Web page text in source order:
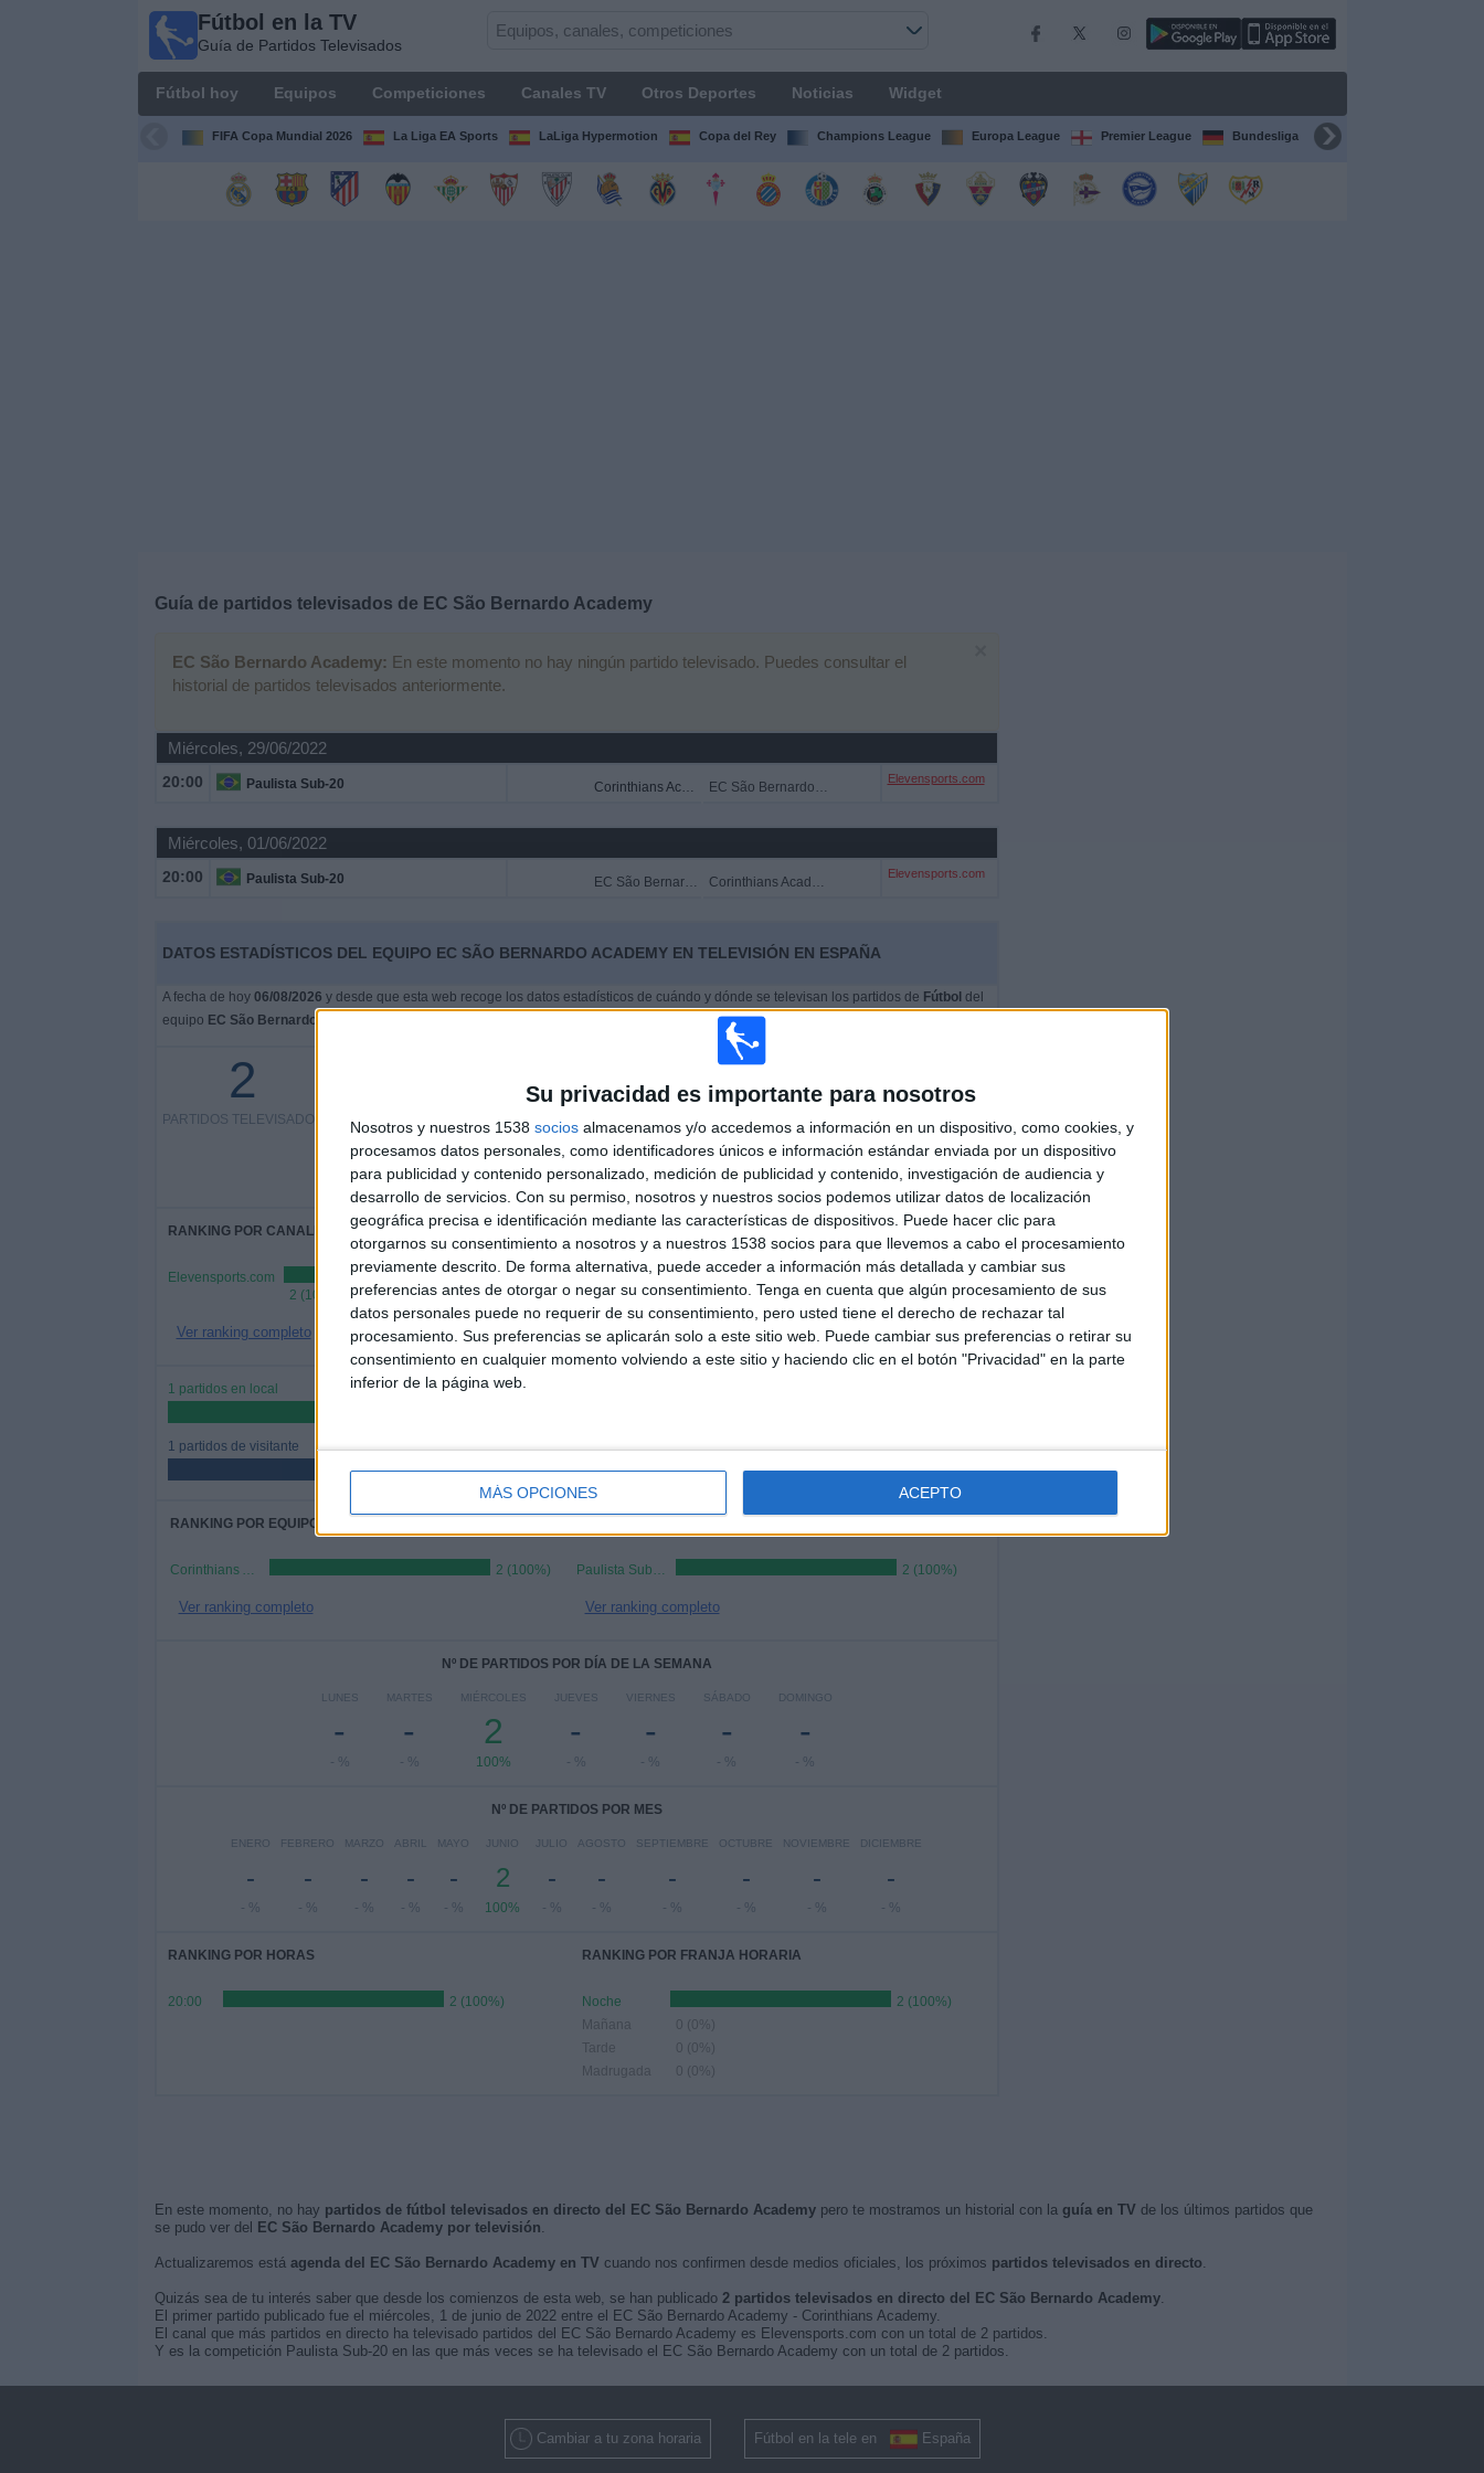
Su privacidad es importante para nosotros
Nosotros y nuestros 1538 socios almacenamos y/o accedemos a información en un dispositivo, como cookies, y
procesamos datos personales, como identificadores únicos e información estándar enviada por un dispositivo
para publicidad y contenido personalizado, medición de publicidad y contenido, investigación de audiencia y
desarrollo de servicios. Con su permiso, nosotros y nuestros socios podemos utilizar datos de localización
geográfica precisa e identificación mediante las características de dispositivos. Puede hacer clic para
otorgarnos su consentimiento a nosotros y a nuestros 1538 socios para que llevemos a cabo el procesamiento
previamente descrito. De forma alternativa, puede acceder a información más detallada y cambiar sus
preferencias antes de otorgar o negar su consentimiento. Tenga en cuenta que algún procesamiento de sus
datos personales puede no requerir de su consentimiento, pero usted tiene el derecho de rechazar tal
procesamiento. Sus preferencias se aplicarán solo a este sitio web. Puede cambiar sus preferencias o retirar su
consentimiento en cualquier momento volviendo a este sitio y haciendo clic en el botón "Privacidad" en la parte
inferior de la página web.
MÁS OPCIONES ACEPTO
Fútbol en la TV
Guía de Partidos Televisados
Fútbol hoy Equipos Competiciones Canales TV Otros Deportes Noticias Widget
FIFA Copa Mundial 2026 La Liga EA Sports LaLiga Hypermotion Copa del Rey Champions League Europa League Premier League Bundesliga Supercopa de España
Guía de partidos televisados de EC São Bernardo Academy
EC São Bernardo Academy: En este momento no hay ningún partido televisado. Puedes consultar el
historial de partidos televisados anteriormente.
Miércoles, 29/06/2022
20:00 Paulista Sub-20 Corinthians Academy EC São Bernardo Academy
Elevensports.com
Miércoles, 01/06/2022
20:00 Paulista Sub-20 EC São Bernardo Academy Corinthians Academy
Elevensports.com
DATOS ESTADÍSTICOS DEL EQUIPO EC SÃO BERNARDO ACADEMY EN TELEVISIÓN EN ESPAÑA
A fecha de hoy 06/08/2026 y desde que esta web recoge los datos estadísticos de cuándo y dónde se televisan los partidos de Fútbol del
equipo EC São Bernardo Academy , podemos dar los siguientes datos:
2
PARTIDOS TELEVISADOS
100%
ÚLTIMO PARTIDO EN ABIERTO
Corinthians Academy - EC São Bernardo
Academy
29/06/2022 Paulista Sub-20 por
Elevensports.com
RANKING POR CANALES
Elevensports.com
2 (100%)
Ver ranking completo
TOTAL
1
CANALES TV
DÍAS
1498
SIN PARTIDO
GRATUÍTO
PARTIDOS
0
CONSECUTIVOS
DE PAGO
1 partidos en local
1 partidos de visitante
50%
RANKING POR EQUIPOS
Corinthians Academy 2 (100%)
Ver ranking completo
Paulista Sub-20 2 (100%)
Ver ranking completo
Nº DE PARTIDOS POR DÍA DE LA SEMANA
LUNES
-
- %
MARTES
-
- %
MIÉRCOLES
2
100%
JUEVES
-
- %
VIERNES
-
- %
SÁBADO
-
- %
DOMINGO
-
- %
Nº DE PARTIDOS POR MES
ENERO
-
- %
FEBRERO
-
- %
MARZO
-
- %
ABRIL
-
- %
MAYO
-
- %
JUNIO
2
100%
JULIO
-
- %
AGOSTO
-
- %
SEPTIEMBRE
-
- %
OCTUBRE
-
- %
NOVIEMBRE
-
- %
DICIEMBRE
-
- %
RANKING POR HORAS
20:00 2 (100%)
RANKING POR FRANJA HORARIA
Noche
2 (100%)
Mañana
0 (0%)
Tarde
0 (0%)
Madrugada
0 (0%)
En este momento, no hay partidos de fútbol televisados en directo del EC São Bernardo Academypero te mostramos un historial con la guía en TV de los últimos partidos que
se pudo ver del
EC São Bernardo Academy por televisión.
Actualizaremos está agenda del EC São Bernardo Academy en TV cuando nos confirmen desde medios oficiales, los próximos partidos televisados en directo.
Quizás sea de tu interés saber que desde los comienzos de esta web, se han publicado 2 partidos televisados en directo del EC São Bernardo Academy.
El primer partido publicado fue el miércoles, 1 de junio de 2022 entre el EC São Bernardo Academy - Corinthians Academy.
El canal que más partidos en directo ha televisado partidos del EC São Bernardo Academy es Elevensports.com con un total de 2 partidos.
Y es la competición Paulista Sub-20 en las que más veces se ha televisado el EC São Bernardo Academy con un total de 2 partidos.
Cambiar a tu zona horaria Fútbol en la tele en España